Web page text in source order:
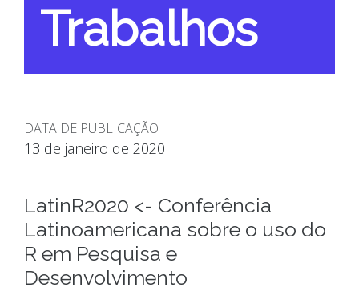
Trabalhos
DATA DE PUBLICAÇÃO
13 de janeiro de 2020
LatinR2020 <- Conferência
Latinoamericana sobre o uso do
R em Pesquisa e
Desenvolvimento